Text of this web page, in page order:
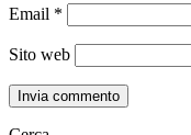
Email *
Sito web